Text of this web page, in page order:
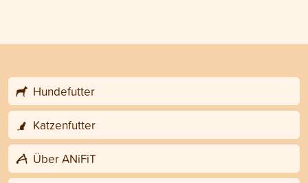
Hundefutter
Katzenfutter
Über ANiFiT